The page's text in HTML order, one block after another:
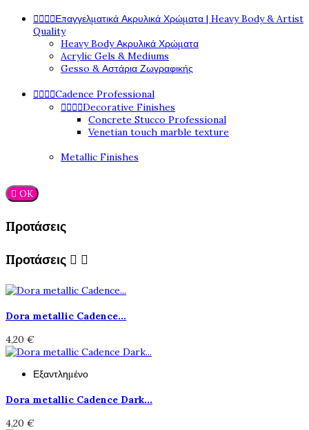
Επαγγελματικά Ακρυλικά Χρώματα | Heavy Body & Artist
Quality
Heavy Body Ακρυλικά Χρώματα
Acrylic Gels & Mediums
Gesso & Αστάρια Ζωγραφικής
Cadence Professional
Decorative Finishes
Concrete Stucco Professional
Venetian touch marble texture
Metallic Finishes
 OK
Προτάσεις
Προτάσεις  
Dora metallic Cadence...
4,20 €
Εξαντλημένο
Dora metallic Cadence Dark...
4,20 €